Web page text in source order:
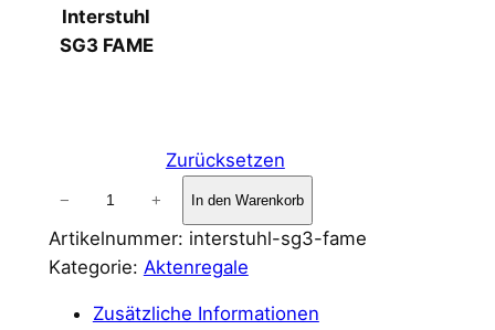
Interstuhl
SG3 FAME
Zurücksetzen
z
u
− + In den Warenkorb
Artikelnummer: interstuhl-sg3-fame
Kategorie: Aktenregale
Zusätzliche Informationen